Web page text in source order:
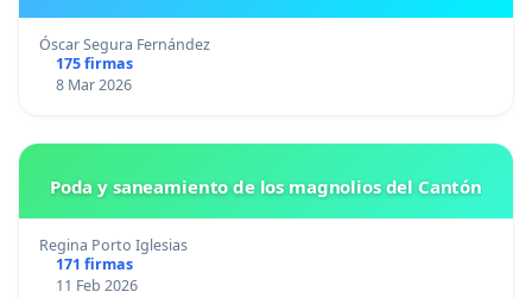
Óscar Segura Fernández
175 firmas
8 Mar 2026
Poda y saneamiento de los magnolios del Cantón
Regina Porto Iglesias
171 firmas
11 Feb 2026